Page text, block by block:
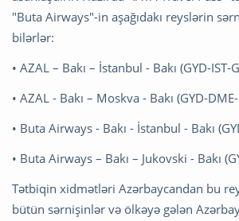
"Buta Airways"-in aşağıdakı reyslərin
bilərlər:
• AZAL – Bakı – İstanbul - Bakı (GYD-IST-
• AZAL - Bakı – Moskva - Bakı (GYD-
• Buta Airways - Bakı - İstanbul - Bakı
• Buta Airways – Bakı – Jukovski - Bakı
Tətbiqin xidmətləri Azərbaycandan bu
bütün sərnişinlər və ölkəyə gələn